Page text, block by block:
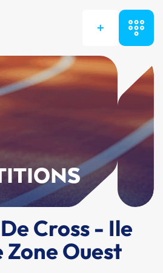
+
Cross - Ile
Zone Ouest